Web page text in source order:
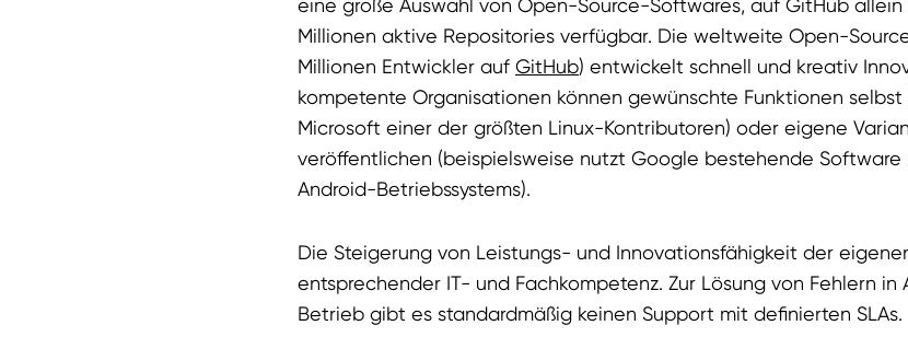
eine große Auswahl von Open-Source-Softwares, auf GitHub
Millionen aktive Repositories verfügbar. Die weltweite Open-
Millionen Entwickler auf GitHub) entwickelt schnell und kreativ
kompetente Organisationen können gewünschte Funktionen
Microsoft einer der größten Linux-Kontributoren) oder eigene
veröffentlichen (beispielsweise nutzt Google bestehende Software
Android-Betriebssystems).
Die Steigerung von Leistungs- und Innovationsfähigkeit der
entsprechender IT- und Fachkompetenz. Zur Lösung von Fehlern
Betrieb gibt es standardmäßig keinen Support mit definierten SLAs.